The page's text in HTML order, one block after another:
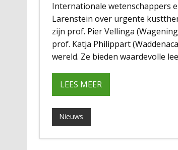
Internationale wetenschappers
Larenstein over urgente
zijn prof. Pier Vellinga
prof. Katja Philippart
wereld. Ze bieden waardevolle
LEES MEER
Nieuws